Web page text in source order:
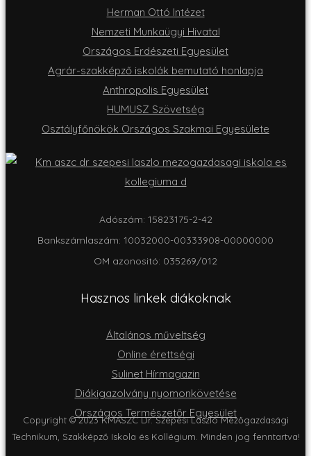
Herman Ottó Intézet
Nemzeti Munkaügyi Hivatal
Országos Erdészeti Egyesület
Agrár-szakképző iskolák bemutató honlapja
Anthropolis Egyesület
HUMUSZ Szövetség
Osztályfőnökök Országos Szakmai Egyesülete
Adószám: 15823175-2-42
Bankszámlaszám: 10032000-00333908-00000000
OM azonositó: 035269/012
Hasznos linkek diákoknak
Általános műveltség
Online érettségi
Sulinet Hírmagazin
Diákigazolvány nyomonkövetése
Országos Természetőr Egyesület
Copyright © 2023 KMASZC Dr. Szepesi László Mezőgazdasági
Technikum, Szakképző Iskola és Kollégium. Minden jog fenntartva!